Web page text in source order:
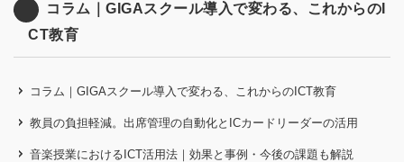
コラム｜GIGAスクール導入で変わる、これからのI
CT教育
コラム｜GIGAスクール導入で変わる、これからのICT教育
教員の負担軽減。出席管理の自動化とICカードリーダーの活用
音楽授業におけるICT活用法｜効果と事例・今後の課題も解説